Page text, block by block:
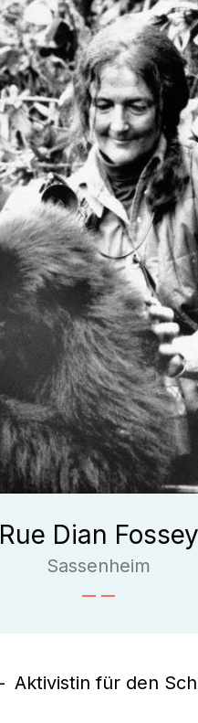
Rue Dian Fossey
Sassenheim
Aktivistin für den